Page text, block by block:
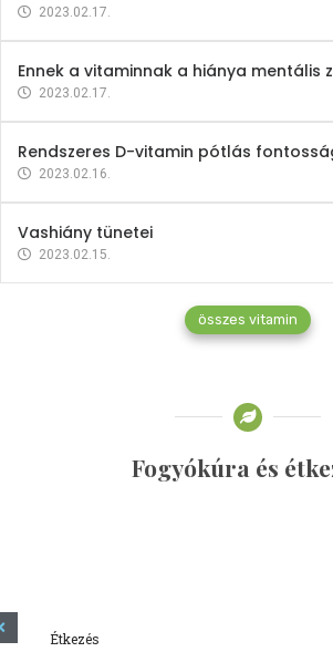
2023.02.17.
Ennek a vitaminnak a hiánya mentális
2023.02.17.
Rendszeres D-vitamin pótlás
2023.02.16.
Vashiány tünetei
2023.02.15.
összes vitamin
Fogyókúra és
Étkezés